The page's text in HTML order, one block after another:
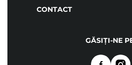
CONTACT
GĂSIȚI-NE